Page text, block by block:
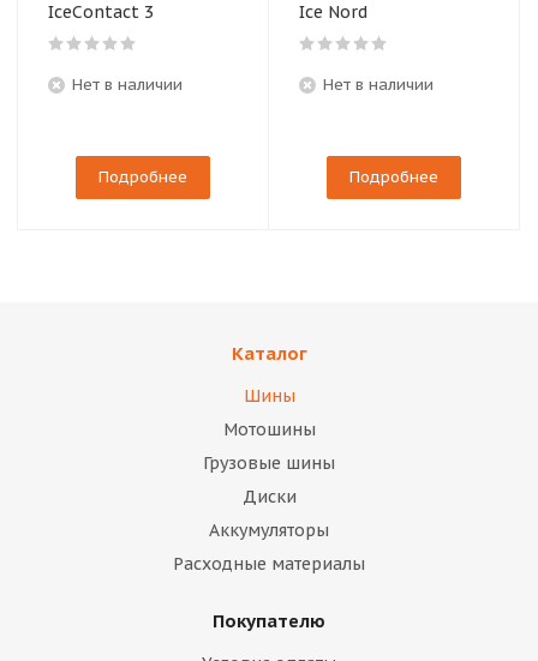
IceContact 3
Нет в наличии
Подробнее
Ice Nord
Нет в наличии
Подробнее
Каталог
Шины
Мотошины
Грузовые шины
Диски
Аккумуляторы
Расходные материалы
Покупателю